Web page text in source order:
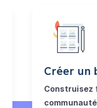
Créer un
Construisez
communauté